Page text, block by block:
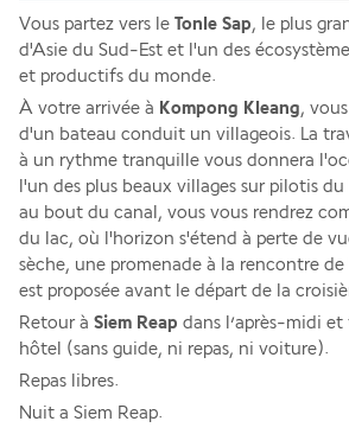
Vous partez vers le Tonle Sap, le plus
d'Asie du Sud-Est et l'un des
et productifs du monde.
À votre arrivée à Kompong Kleang,
d'un bateau conduit un villageois. La
à un rythme tranquille vous donnera
l'un des plus beaux villages sur pilotis
au bout du canal, vous vous rendrez
du lac, où l'horizon s'étend à perte de
sèche, une promenade à la rencontre
est proposée avant le départ de la
Retour à Siem Reap dans l’après-midi
hôtel (sans guide, ni repas, ni voiture).
Repas libres.
Nuit a Siem Reap.